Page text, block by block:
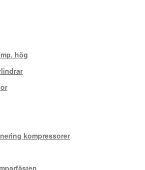
hög
kompressorer